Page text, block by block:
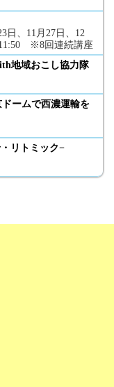
日、11月27日、12
11:50 ※8回連続講座
地域おこし協力隊
ームで西濃運輸を
リトミック−